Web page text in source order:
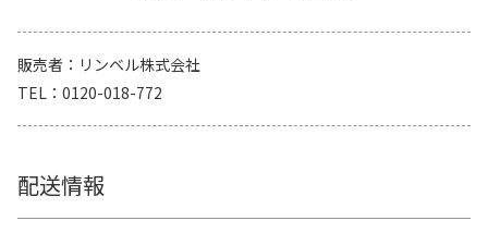
販売者
リンベル株式会社
TEL
0120-018-772
配送情報